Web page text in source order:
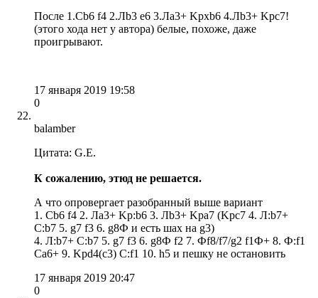
После 1.Сb6 f4 2.Лb3 е6 3.Ла3+ Kpxb6 4.Лb3+ Kpc7!
(этого хода нет у автора) белые, похоже, даже
проигрывают.
17 января 2019 19:58
0
balamber
Цитата: G.E.
К сожалению, этюд не решается.
А что опровергает разобранный выше вариант
1. Cb6 f4 2. Лa3+ Kp:b6 3. Лb3+ Kpa7 (Kpc7 4. Л:b7+
С:b7 5. g7 f3 6. g8Ф и есть шах на g3)
4. Л:b7+ C:b7 5. g7 f3 6. g8Ф f2 7. Фf8/f7/g2 f1Ф+ 8. Ф:f1
Ca6+ 9. Kpd4(c3) C:f1 10. h5 и пешку не остановить
17 января 2019 20:47
0